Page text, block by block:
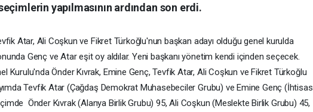
yapılmasının ardından son erdi.
Atar, Ali Coşkun ve Fikret Türkoğlu'nun başkan adayı olduğu genel kurulda
Genç ve Atar eşit oy aldılar. Yeni başkanı yönetim kendi içinden seçecek.
Kurulu'nda Önder Kıvrak, Emine Genç, Tevfik Atar, Ali Coşkun ve Fikret Türkoğlu
Tevfik Atar (Çağdaş Demokrat Muhasebeciler Grubu) ve Emine Genç (İhtisas
Önder Kıvrak (Alanya Birlik Grubu) 95, Ali Coşkun (Meslekte Birlik Grubu) 45,